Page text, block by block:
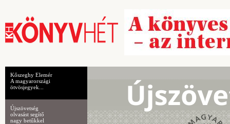
Kőszeghy Elemér
A magyarországi
ötvösjegyek...
Újszövetség
olvasást segítő
nagy betűkkel